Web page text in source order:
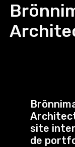
site
de